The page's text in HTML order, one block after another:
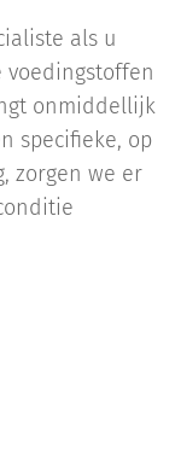
als u
onmiddellijk
specifieke, op
zorgen we er